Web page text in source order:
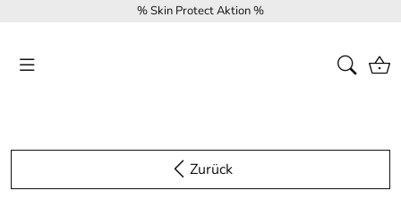
% Skin Protect Aktion %
Zurück